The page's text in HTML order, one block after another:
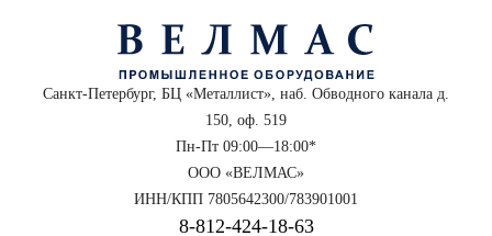
Санкт-Петербург, БЦ «Металлист», наб. Обводного канала д.
150, оф. 519
Пн-Пт 09:00—18:00*
ООО «ВЕЛМАС»
ИНН/КПП 7805642300/783901001
8‑812‑424‑18‑63